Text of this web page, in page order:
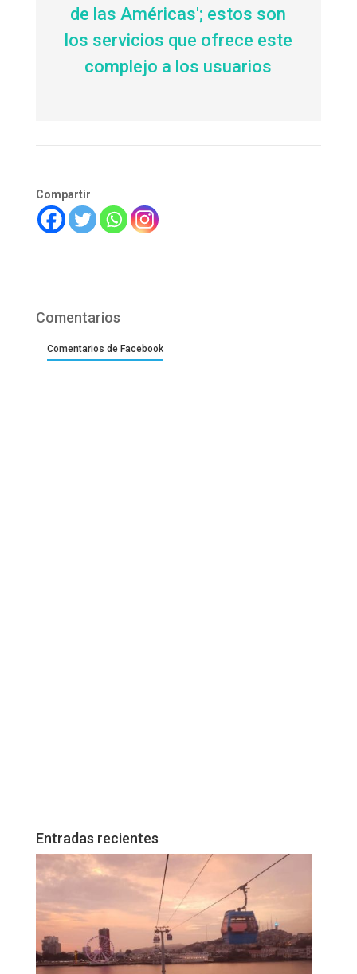
de las Américas'; estos son
los servicios que ofrece este
complejo a los usuarios
Compartir
Comentarios
Comentarios de Facebook
Entradas recientes